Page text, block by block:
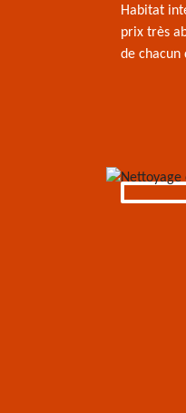
Habitat
prix très
de chacun